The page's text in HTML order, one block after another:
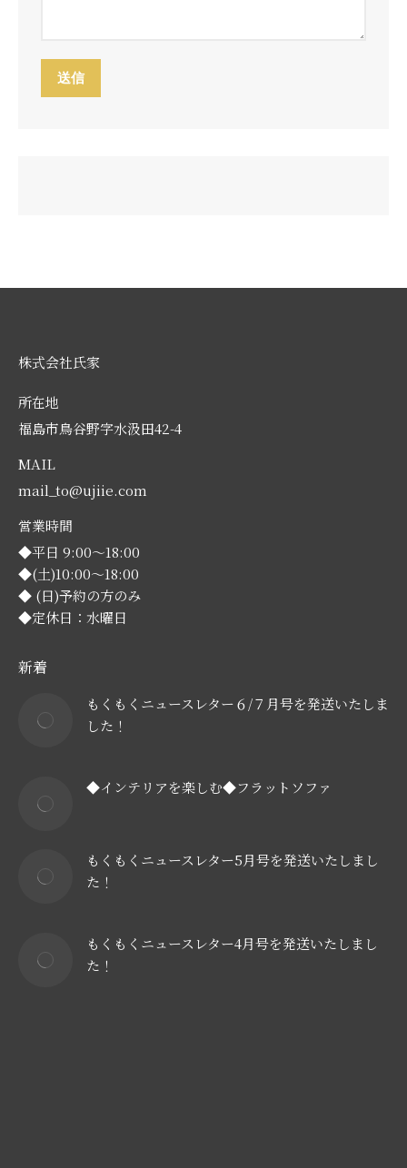
株式会社氏家
所在地
福島市鳥谷野字水汲田42-4
MAIL
mail_to@ujiie.com
営業時間
◆平日 9:00～18:00
◆(土)10:00～18:00
◆ (日)予約の方のみ
◆定休日：水曜日
新着
もくもくニュースレター６/７月号を発送いたしま
した！
◆インテリアを楽しむ◆フラットソファ
もくもくニュースレター5月号を発送いたしまし
た！
もくもくニュースレター4月号を発送いたしまし
た！